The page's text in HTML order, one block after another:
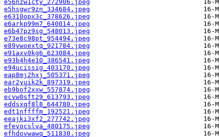
e56nzw1cty_272906.jpeg
e5hsgwr9zn_334684.jpeg
e6310opx3c_378626.jpeg
e6arkp99m7_640014.jpeg
e6b47pz9sg_548013.jpeg
e73e8c98pt_954494.jpeg
e89ywoextq_921784.jpeg
e91axv0kg6_623084.jpeg
e93b4h4e10_386541.jpeg
e94ucissig_403170.jpeg
eap8mj2hxj_505371.jpeg
ear2yuik2k_897319.jpeg
eb9bof2xxw_557874.jpeg
ecvw0sft29_613793.jpeg
eddsxqf8l8_644780.jpeg
edt1nffffm_192521.jpeg
eeajki3xf2_277742.jpeg
efevocslva_480175.jpeg
efhdovwawq_511830.jpeg